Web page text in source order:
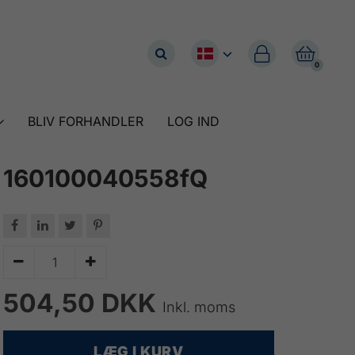

0

BLIV FORHANDLER LOG IND
160100040558fQ
   
 
504,50 DKK Inkl. moms
LÆG I KURV